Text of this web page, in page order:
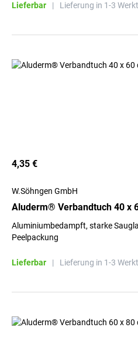
Lieferbar | Lieferung in 1-3
4,35 €
W.Söhngen GmbH
Aluderm® Verbandtuch 40 x
Aluminiumbedampft, starke
Peelpackung
Lieferbar | Lieferung in 1-3